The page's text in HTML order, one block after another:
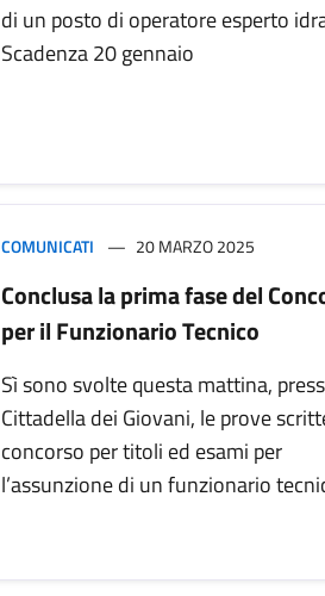
di un posto di operatore esperto
Scadenza 20 gennaio
COMUNICATI 20 MARZO 2025
Conclusa la prima fase del
per il Funzionario Tecnico
Sì sono svolte questa mattina,
Cittadella dei Giovani, le prove
concorso per titoli ed esami per
l’assunzione di un funzionario